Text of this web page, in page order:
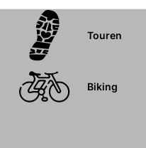
Touren
Biking